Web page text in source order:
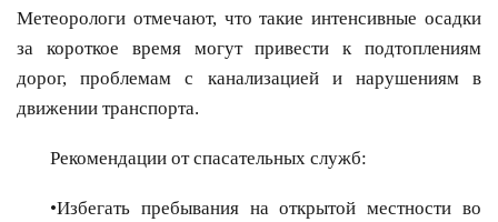
Метеорологи отмечают, что такие интенсивные осадки
за короткое время могут привести к подтоплениям
дорог, проблемам с канализацией и нарушениям в
движении транспорта.
Рекомендации от спасательных служб:
•Избегать пребывания на открытой местности во